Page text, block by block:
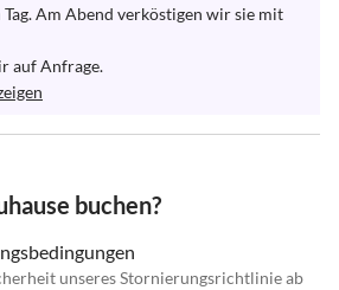
Am Abend verköstigen wir sie mit
auf Anfrage.
buchen?
unseres Stornierungsrichtlinie ab